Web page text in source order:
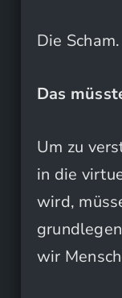
Die Scham.
Das
Um zu
in die
wird,
wir